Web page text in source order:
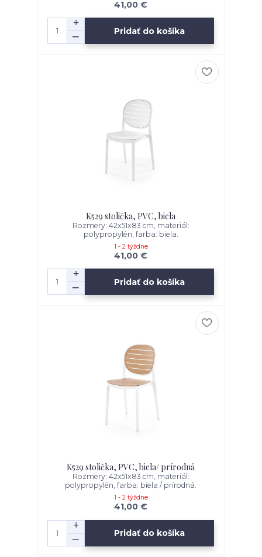
41,00 €
Pridať do košíka
K529 stolička, PVC, biela
Rozmery: 42x51x83 cm, materiál:
polypropylén, farba: biela.
41,00 €
1 - 2 týždne
Pridať do košíka
K529 stolička, PVC, biela/ prírodná
Rozmery: 42x51x83 cm, materiál:
polypropylén, farba: biela / prírodná.
41,00 €
1 - 2 týždne
Pridať do košíka